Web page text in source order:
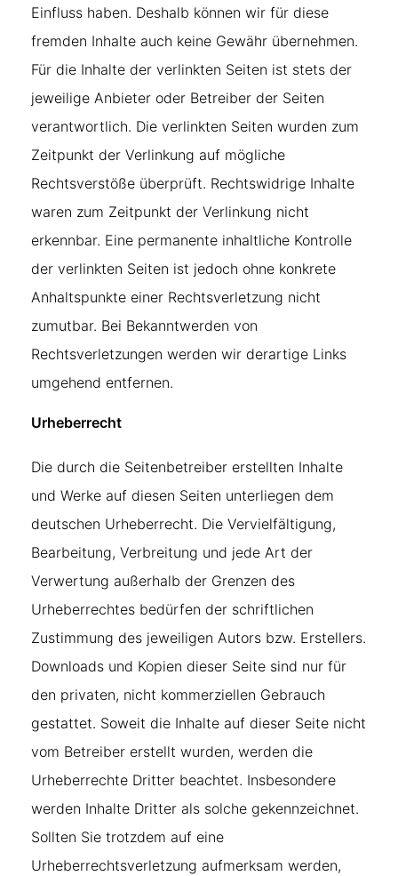
Einfluss haben. Deshalb können wir für diese
fremden Inhalte auch keine Gewähr übernehmen.
Für die Inhalte der verlinkten Seiten ist stets der
jeweilige Anbieter oder Betreiber der Seiten
verantwortlich. Die verlinkten Seiten wurden zum
Zeitpunkt der Verlinkung auf mögliche
Rechtsverstöße überprüft. Rechtswidrige Inhalte
waren zum Zeitpunkt der Verlinkung nicht
erkennbar. Eine permanente inhaltliche Kontrolle
der verlinkten Seiten ist jedoch ohne konkrete
Anhaltspunkte einer Rechtsverletzung nicht
zumutbar. Bei Bekanntwerden von
Rechtsverletzungen werden wir derartige Links
umgehend entfernen.
Urheberrecht
Die durch die Seitenbetreiber erstellten Inhalte
und Werke auf diesen Seiten unterliegen dem
deutschen Urheberrecht. Die Vervielfältigung,
Bearbeitung, Verbreitung und jede Art der
Verwertung außerhalb der Grenzen des
Urheberrechtes bedürfen der schriftlichen
Zustimmung des jeweiligen Autors bzw. Erstellers.
Downloads und Kopien dieser Seite sind nur für
den privaten, nicht kommerziellen Gebrauch
gestattet. Soweit die Inhalte auf dieser Seite nicht
vom Betreiber erstellt wurden, werden die
Urheberrechte Dritter beachtet. Insbesondere
werden Inhalte Dritter als solche gekennzeichnet.
Sollten Sie trotzdem auf eine
Urheberrechtsverletzung aufmerksam werden,